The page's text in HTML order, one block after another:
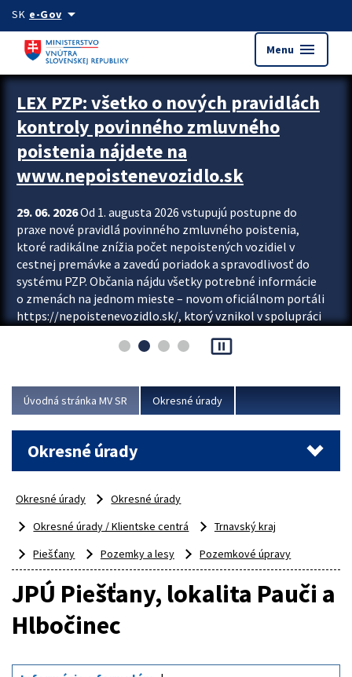
Preskocit na hlavný obsah
SK e-Govarrow_drop_down
Menu menu
Zastavit automatický posun upútavok
LEX PZP: všetko o nových pravidlách
kontroly povinného zmluvného
poistenia nájdete na
www.nepoistenevozidlo.sk
29. 06. 2026Od 1. augusta 2026 vstupujú postupne do
praxe nové pravidlá povinného zmluvného poistenia,
ktoré radikálne znížia počet nepoistených vozidiel v
cestnej premávke a zavedú poriadok a spravodlivosť do
systému PZP. Občania nájdu všetky potrebné informácie
o zmenách na jednom mieste – novom oficiálnom portáli
https://nepoistenevozidlo.sk/, ktorý vznikol v spolupráci
asociácie poisťovní (SLASPO) a Ministerstva vnútra SR.
Viac
pause_presentation
Úvodná stránka MV SR Okresné úrady
Okresné úrady
Okresné úrady
Okresné úrady
Okresné úrady / Klientske centrá
Trnavský kraj
Piešťany
Pozemky a lesy Pozemkové úpravy
JPÚ Piešťany, lokalita Pauči a
Hlbočinec